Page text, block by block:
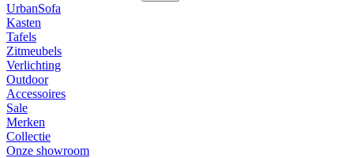
UrbanSofa
Kasten
Tafels
Zitmeubels
Verlichting
Outdoor
Accessoires
Sale
Merken
Collectie
Onze showroom